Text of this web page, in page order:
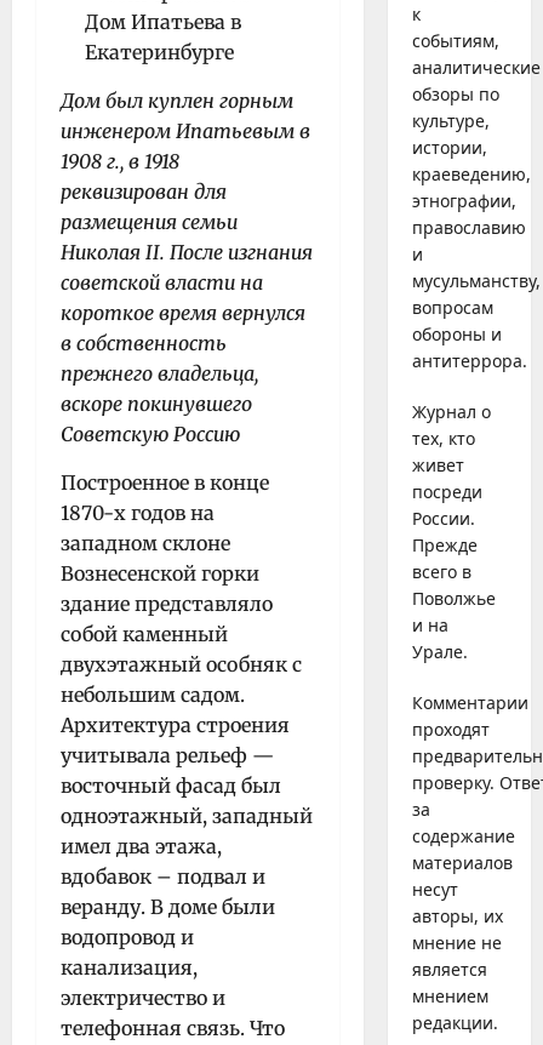
Дом был куплен горным
инженером Ипатьевым в
1908 г., в 1918
реквизирован для
размещения семьи
Николая II. После изгнания
советской власти на
короткое время вернулся
в собственность
прежнего владельца,
вскоре покинувшего
Советскую Россию
Построенное в конце
1870-х годов на
западном склоне
Вознесенской горки
здание представляло
собой каменный
двухэтажный особняк с
небольшим садом.
Архитектура строения
учитывала рельеф —
восточный фасад был
одноэтажный, западный
имел два этажа,
вдобавок – подвал и
веранду. В доме были
водопровод и
канализация,
электричество и
телефонная связь. Что
к
событиям,
аналитические
обзоры по
культуре,
истории,
краеведению,
этнографии,
православию
и
мусульманству,
вопросам
обороны и
антитеррора.
Журнал о
тех, кто
живет
посреди
России.
Прежде
всего в
Поволжье
и на
Урале.
Комментарии
проходят
проверку.
за
содержание
материалов
несут
авторы, их
мнение не
является
мнением
редакции.